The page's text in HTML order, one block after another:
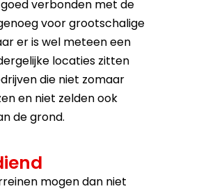
verbonden met de
voor grootschalige
er is wel meteen een
locaties zitten
die niet zomaar
en niet zelden ook
de grond.
mogen dan niet